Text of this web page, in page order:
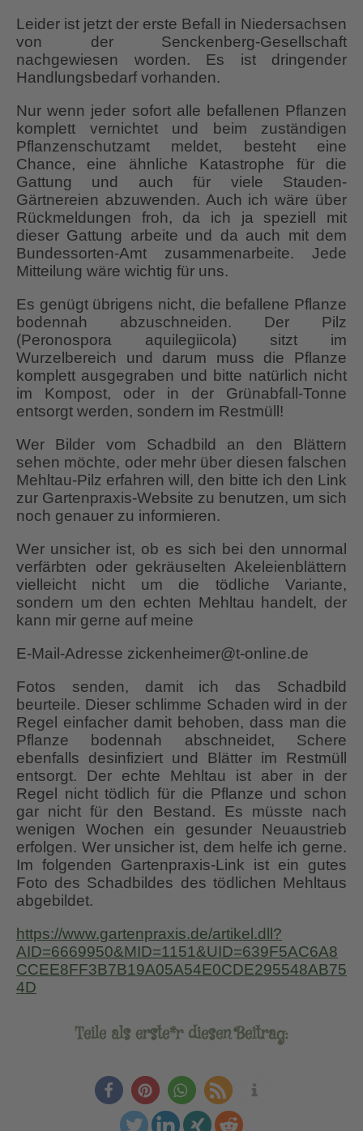
Leider ist jetzt der erste Befall in Niedersachsen
von der Senckenberg-Gesellschaft
nachgewiesen worden. Es ist dringender
Handlungsbedarf vorhanden.
Nur wenn jeder sofort alle befallenen Pflanzen
komplett vernichtet und beim zuständigen
Pflanzenschutzamt meldet, besteht eine
Chance, eine ähnliche Katastrophe für die
Gattung und auch für viele Stauden-
Gärtnereien abzuwenden. Auch ich wäre über
Rückmeldungen froh, da ich ja speziell mit
dieser Gattung arbeite und da auch mit dem
Bundessorten-Amt zusammenarbeite. Jede
Mitteilung wäre wichtig für uns.
Es genügt übrigens nicht, die befallene Pflanze
bodennah abzuschneiden. Der Pilz
(Peronospora aquilegiicola) sitzt im
Wurzelbereich und darum muss die Pflanze
komplett ausgegraben und bitte natürlich nicht
im Kompost, oder in der Grünabfall-Tonne
entsorgt werden, sondern im Restmüll!
Wer Bilder vom Schadbild an den Blättern
sehen möchte, oder mehr über diesen falschen
Mehltau-Pilz erfahren will, den bitte ich den Link
zur Gartenpraxis-Website zu benutzen, um sich
noch genauer zu informieren.
Wer unsicher ist, ob es sich bei den unnormal
verfärbten oder gekräuselten Akeleienblättern
vielleicht nicht um die tödliche Variante,
sondern um den echten Mehltau handelt, der
kann mir gerne auf meine
E-Mail-Adresse zickenheimer@t-online.de
Fotos senden, damit ich das Schadbild
beurteile. Dieser schlimme Schaden wird in der
Regel einfacher damit behoben, dass man die
Pflanze bodennah abschneidet, Schere
ebenfalls desinfiziert und Blätter im Restmüll
entsorgt. Der echte Mehltau ist aber in der
Regel nicht tödlich für die Pflanze und schon
gar nicht für den Bestand. Es müsste nach
wenigen Wochen ein gesunder Neuaustrieb
erfolgen. Wer unsicher ist, dem helfe ich gerne.
Im folgenden Gartenpraxis-Link ist ein gutes
Foto des Schadbildes des tödlichen Mehltaus
abgebildet.
https://www.gartenpraxis.de/artikel.dll?
AID=6669950&MID=1151&UID=639F5AC6A8
CCEE8FF3B7B19A05A54E0CDE295548AB75
4D
Teile als erste*r diesen Beitrag: